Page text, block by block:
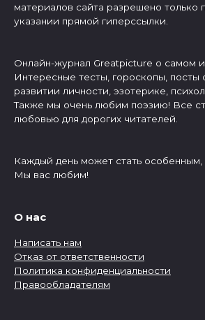
материалов сайта разрешено только
указании прямой гиперссылки.
Онлайн-журнал Greatpicture о самом
Интересные тесты, гороскопы, посты
развитии личности, эзотерике,
Также мы очень любим поэзию! Все
любовью для дорогих читателей.
Каждый день может стать особенным,
Мы вас любим!
О нас
Написать нам
Отказ от ответственности
Политика конфиденциальности
Правообладателям